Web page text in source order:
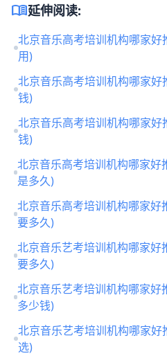
menu_book延伸阅读:
北京音乐高考培训机构哪家
用)
北京音乐高考培训机构哪家
钱)
北京音乐高考培训机构哪家
钱)
北京音乐高考培训机构哪家好
是多久)
北京音乐高考培训机构哪家
要多久)
北京音乐艺考培训机构哪家
要多久)
北京音乐艺考培训机构哪家
多少钱)
北京音乐艺考培训机构哪家
选)